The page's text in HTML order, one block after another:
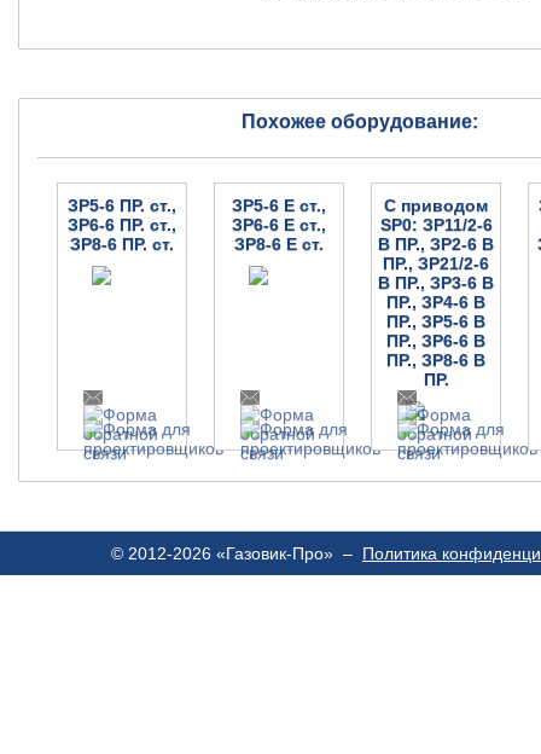
Похожее оборудование:
ЗР5-6 ПР. ст.,
ЗР6-6 ПР. ст.,
ЗР8-6 ПР. ст.
ЗР5-6 Е ст.,
ЗР6-6 Е ст.,
ЗР8-6 Е ст.
С приводом
SP0: ЗР11/2-6
В ПР., ЗР2-6 В
ПР., ЗР21/2-6
В ПР., ЗР3-6 В
ПР., ЗР4-6 В
ПР., ЗР5-6 В
ПР., ЗР6-6 В
ПР., ЗР8-6 В
ПР.
© 2012-2026 «Газовик-Про» – Политика